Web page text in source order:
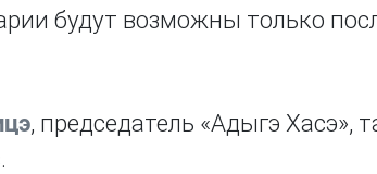
будут возможны только
, председатель «Адыгэ Хасэ»,